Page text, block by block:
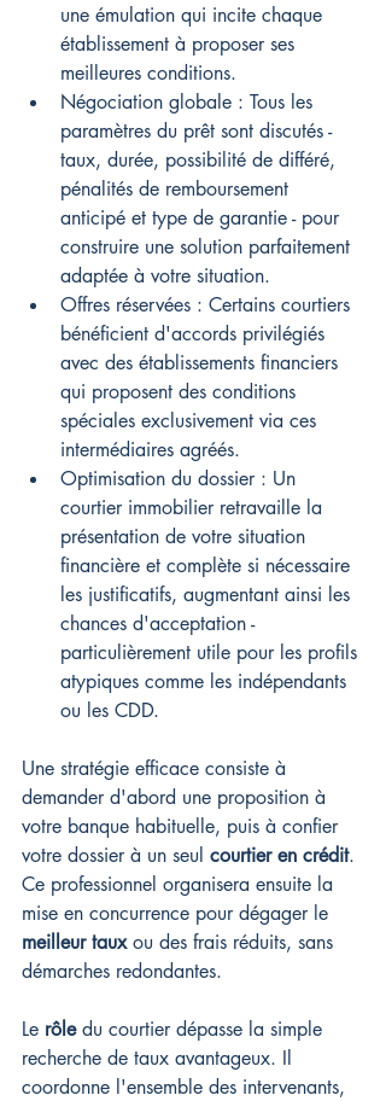
une émulation qui incite chaque
établissement à proposer ses
meilleures conditions.
Négociation globale : Tous les
paramètres du prêt sont discutés -
taux, durée, possibilité de différé,
pénalités de remboursement
anticipé et type de garantie - pour
construire une solution parfaitement
adaptée à votre situation.
Offres réservées : Certains courtiers
bénéficient d'accords privilégiés
avec des établissements financiers
qui proposent des conditions
spéciales exclusivement via ces
intermédiaires agréés.
Optimisation du dossier : Un
courtier immobilier retravaille la
présentation de votre situation
financière et complète si nécessaire
les justificatifs, augmentant ainsi les
chances d'acceptation -
particulièrement utile pour les profils
atypiques comme les indépendants
ou les CDD.
Une stratégie efficace consiste à
demander d'abord une proposition à
votre banque habituelle, puis à confier
votre dossier à un seul courtier en crédit.
Ce professionnel organisera ensuite la
mise en concurrence pour dégager le
meilleur taux ou des frais réduits, sans
démarches redondantes.
Le rôle du courtier dépasse la simple
recherche de taux avantageux. Il
coordonne l'ensemble des intervenants,